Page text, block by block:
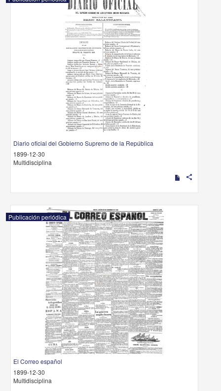
Diario oficial del Gobierno Supremo de la República
1899-12-30
Multidisciplina
share
Publicación periódica
El Correo español
1899-12-30
Multidisciplina